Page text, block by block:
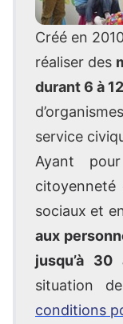
Créé en
réaliser des
durant 6 à
service
Ayant
citoyenneté
sociaux et
aux
jusqu’à 30
situation
conditions